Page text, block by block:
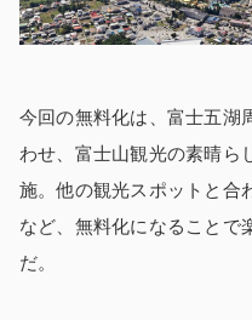
今回の無料化は、富士五湖
わせ、富士山観光の素晴ら
施。他の観光スポットと合
など、無料化になることで
だ。